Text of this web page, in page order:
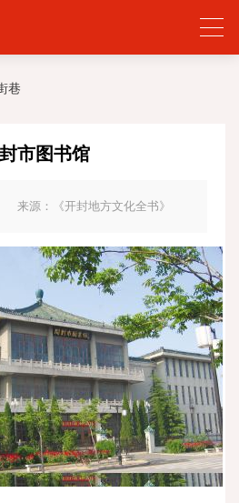
巷
市图书馆
来源：《开封地方文化全书》